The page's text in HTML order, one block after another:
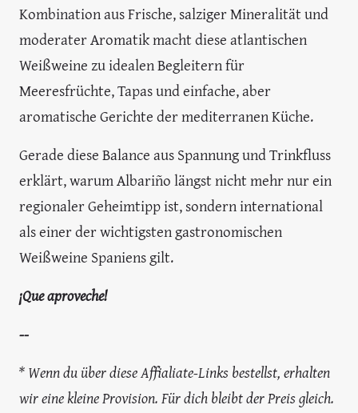
Kombination aus Frische, salziger Mineralität und
moderater Aromatik macht diese atlantischen
Weißweine zu idealen Begleitern für
Meeresfrüchte, Tapas und einfache, aber
aromatische Gerichte der mediterranen Küche.
Gerade diese Balance aus Spannung und Trinkfluss
erklärt, warum Albariño längst nicht mehr nur ein
regionaler Geheimtipp ist, sondern international
als einer der wichtigsten gastronomischen
Weißweine Spaniens gilt.
¡Que aproveche!
--
* Wenn du über diese Affialiate-Links bestellst, erhalten
wir eine kleine Provision. Für dich bleibt der Preis gleich.